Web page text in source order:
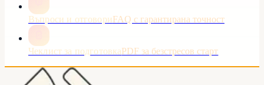
Въпроси и отговориFAQ с гарантирана точност
Чеклист за подготовкаPDF за безстресов старт